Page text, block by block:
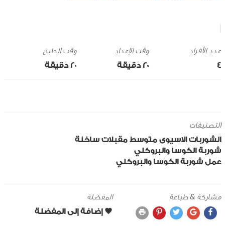
4
وقت الإعداد
20 ‎دقيقة
وقت الطبخ
20 ‎دقيقة
التصنيفات
الشوربات الاسيوى متوسط مقبلات ساخنة
شوربة الكوسا والبروكلي
عمل شوربة الكوسا والبروكلي
مشاركة & طباعة المفضلة